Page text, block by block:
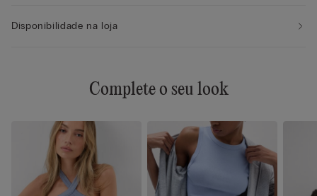
Disponibilidade na loja
Complete o seu look